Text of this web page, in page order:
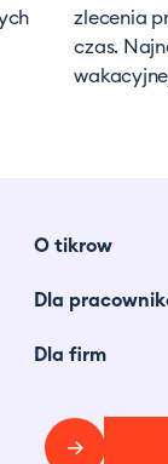
zlecenia
czas.
O tikrow
O nas
Centrum
Dotacje
Dla
Oferty pracy
Blog
Dla firm
Faq